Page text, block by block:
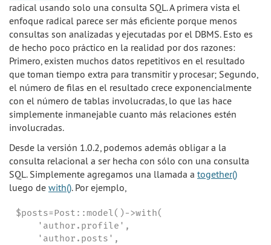
radical usando solo una consulta SQL. A primera vista el
enfoque radical parece ser más eficiente porque menos
consultas son analizadas y ejecutadas por el DBMS. Esto es
de hecho poco práctico en la realidad por dos razones:
Primero, existen muchos datos repetitivos en el resultado
que toman tiempo extra para transmitir y procesar; Segundo,
el número de filas en el resultado crece exponencialmente
con el número de tablas involucradas, lo que las hace
simplemente inmanejable cuanto más relaciones estén
involucradas.
Desde la versión 1.0.2, podemos además obligar a la
consulta relacional a ser hecha con sólo con una consulta
SQL. Simplemente agregamos una llamada a together()
luego de with(). Por ejemplo,
$posts=Post::model()->with(
    'author.profile',
    'author.posts',